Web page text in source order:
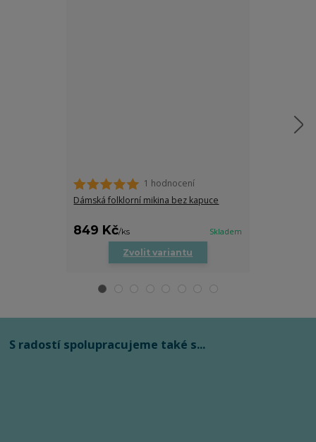
1 hodnocení
Dámská folklorní mikina bez kapuce
849 Kč/ks Skladem
Zvolit variantu
S radostí spolupracujeme také s...